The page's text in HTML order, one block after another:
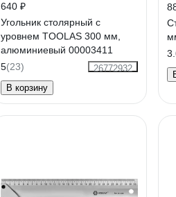
640 ₽
Угольник столярный с
уровнем TOOLAS 300 мм,
алюминиевый 00003411
5(23)
26772932
В корзину